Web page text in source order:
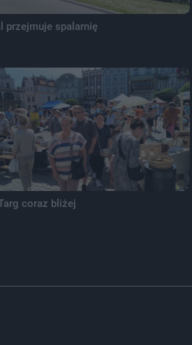
przejmuje spalarnię
coraz bliżej